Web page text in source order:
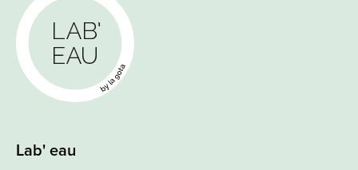
Lab' eau